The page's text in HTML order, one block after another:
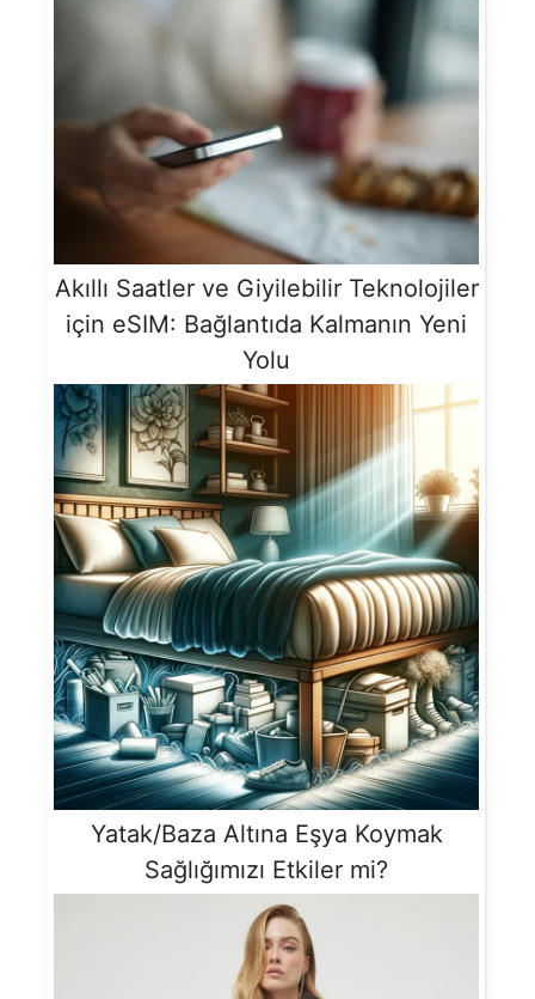
Akıllı Saatler ve Giyilebilir Teknolojiler
için eSIM: Bağlantıda Kalmanın Yeni
Yolu
Yatak/Baza Altına Eşya Koymak
Sağlığımızı Etkiler mi?